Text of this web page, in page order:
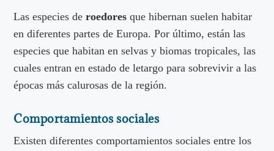
Las especies deroedores que hibernan suelen habitar
en diferentes partes de Europa. Por último, están las
especies que habitan en selvas y biomas tropicales, las
cuales entran en estado de letargo para sobrevivir a las
épocas más calurosas de la región.
Comportamientos sociales
Existen diferentes comportamientos sociales entre los